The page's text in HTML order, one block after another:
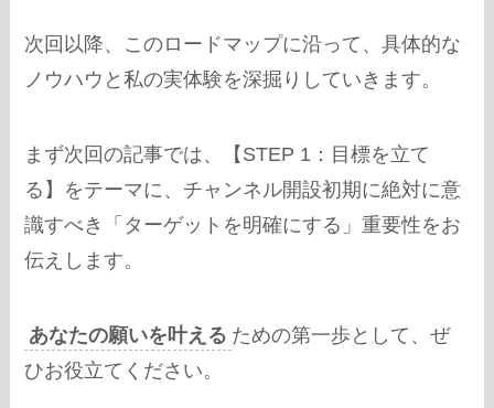
次回以降、このロードマップに沿って、具体的な
ノウハウと私の実体験を深掘りしていきます。
まず次回の記事では、【STEP 1：目標を立て
る】をテーマに、チャンネル開設初期に絶対に意
識すべき「ターゲットを明確にする」重要性をお
伝えします。
あなたの願いを叶える ための第一歩として、ぜ
ひお役立てください。